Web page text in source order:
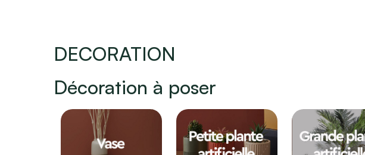
DECORATION
Décoration à poser